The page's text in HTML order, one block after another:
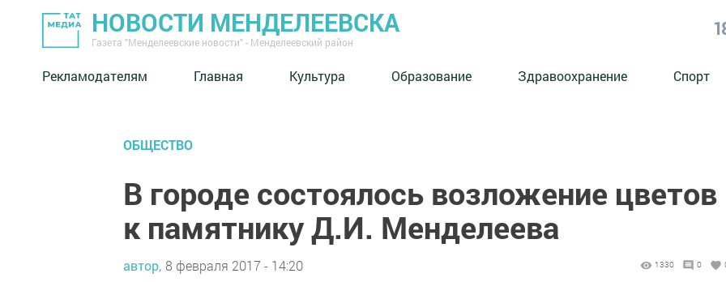
НОВОСТИ МЕНДЕЛЕЕВСКА
Газета "Менделеевские новости" - Менделеевский район
Рекламодателям Главная Культура Образование Здравоохранение Спорт
ОБЩЕСТВО
В городе состоялось возложение цветов
к памятнику Д.И. Менделеева
автор, 8 февраля 2017 - 14:20 1330 0